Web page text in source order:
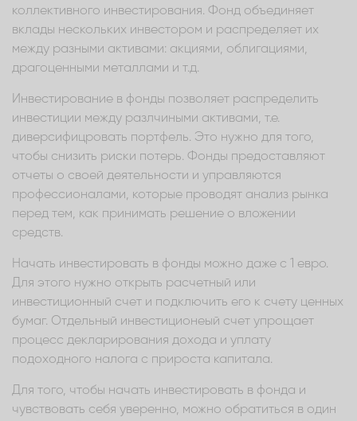
коллективного инвестирования. Фонд объединяет
вклады нескольких инвестором и распределяет их
между разными активами: акциями, облигациями,
драгоценными металлами и т.д.
Инвестирование в фонды позволяет распределить
инвестиции между разлчиными активами, т.е.
диверсифицровать портфель. Это нужно для того,
чтобы снизить риски потерь. Фонды предоставляют
отчеты о своей деятельности и управляются
профессионалами, которые проводят анализ рынка
перед тем, как принимать решение о вложении
средств.
Начать инвестировать в фонды можно даже с 1 евро.
Для этого нужно открыть расчетный или
инвестиционный счет и подключить его к счету ценных
бумаг. Отдельный инвестиционеый счет упрощает
процесс декларирования дохода и уплату
подоходного налога с прироста капитала.
Для того, чтобы начать инвестировать в фонда и
чувствовать себя уверенно, можно обратиться в один